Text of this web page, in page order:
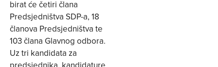
birat će četiri člana
Predsjedništva SDP-a, 18
članova Predsjedništva te
103 člana Glavnog odbora.
Uz tri kandidata za